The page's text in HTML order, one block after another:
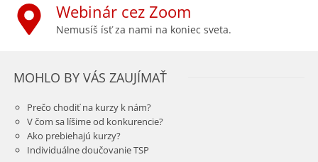
Webinár cez Zoom
Nemusíš ísť za nami na koniec sveta.
MOHLO BY VÁS ZAUJÍMAŤ
Prečo chodiť na kurzy k nám?
V čom sa líšime od konkurencie?
Ako prebiehajú kurzy?
Individuálne doučovanie TSP